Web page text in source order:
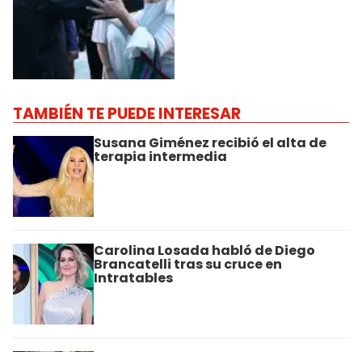
TAMBIÉN TE PUEDE INTERESAR
Susana Giménez recibió el alta de
terapia intermedia
Carolina Losada habló de Diego
Brancatelli tras su cruce en
Intratables